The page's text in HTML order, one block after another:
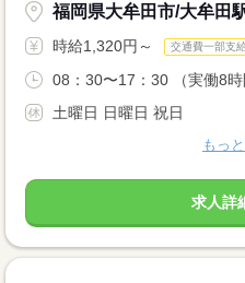
福岡県大牟田市/大牟田
時給1,320円～ 交通費一部支
08：30〜17：30 （実働8時
土曜日 日曜日 祝日
もっ
求人詳